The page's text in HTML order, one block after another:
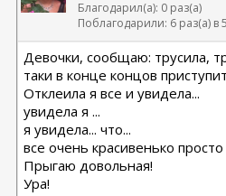
Благодарил(а): 0 раз(а)
Поблагодарили: 6 раз(а)
Девочки, сообщаю: трусила,
таки в конце концов
Отклеила я все и увидела...
увидела я ...
я увидела... что...
все очень красивенько
Прыгаю довольная!
Ура!